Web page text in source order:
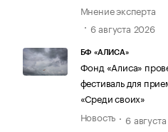
Мнение эксперта
6 августа 2026
БФ «АЛИСА»
Фонд «Алиса»
фестиваль для
«Среди своих»
Новость
6